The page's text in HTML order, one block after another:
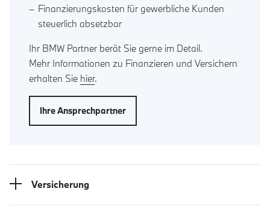
Finanzierungskosten für gewerbliche Kunden
steuerlich absetzbar
Ihr BMW Partner berät Sie gerne im Detail.
Mehr Informationen zu Finanzieren und Versichern
erhalten Sie hier.
Ihre Ansprechpartner
Versicherung